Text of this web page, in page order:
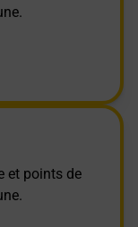
et points de